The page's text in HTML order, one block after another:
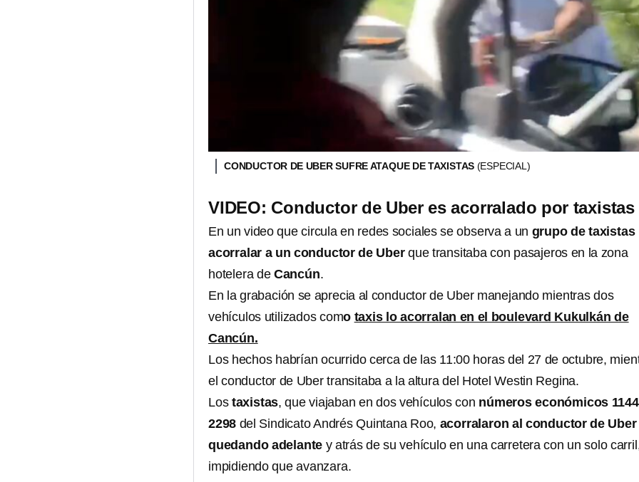
CONDUCTOR DE UBER SUFRE ATAQUE DE TAXISTAS (ESPECIAL)
VIDEO: Conductor de Uber es acorralado por taxistas
En un video que circula en redes sociales se observa a un grupo de taxistas
acorralar a un conductor de Uberque transitaba con pasajeros en la zona
hotelera de Cancún.
En la grabación se aprecia al conductor de Uber manejando mientras dos
vehículos utilizados como taxis lo acorralan en el boulevard Kukulkán de
Cancún.
Los hechos habrían ocurrido cerca de las 11:00 horas del 27 de octubre,
el conductor de Uber transitaba a la altura del Hotel Westin Regina.
Los taxistas, que viajaban en dos vehículos con números económicos
2298 del Sindicato Andrés Quintana Roo, acorralaron al conductor de Uber
quedando adelante y atrás de su vehículo en una carretera con un solo
impidiendo que avanzara.